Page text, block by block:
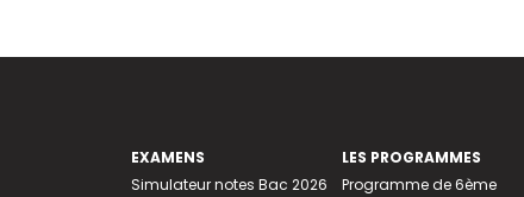
EXAMENS
Simulateur notes Bac 2026
LES PROGRAMMES
Programme de 6ème